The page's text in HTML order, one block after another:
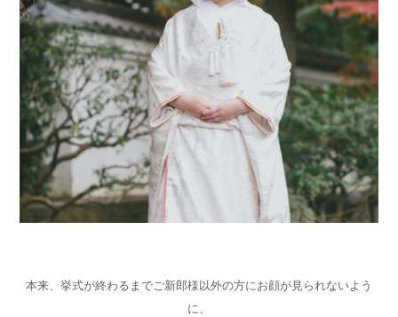
本来、挙式が終わるまでご新郎様以外の方にお顔が見られないよう
に、